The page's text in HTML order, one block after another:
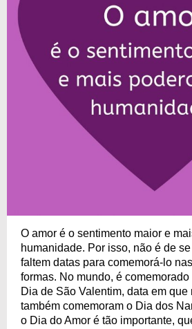
O amor é o sentimento maior e
humanidade. Por isso, não é de
faltem datas para comemorá-lo
formas. No mundo, é
Dia de São Valentim, data em que
também comemoram o Dia dos
o Dia do Amor é tão importante,